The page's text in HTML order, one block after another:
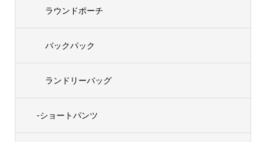
ラウンドポーチ
バックパック
ランドリーバッグ
-ショートパンツ